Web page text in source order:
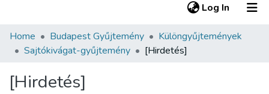
Log In (current)
Communities & Collections
Statistics
Home Budapest Gyűjtemény
Különgyűjtemények
Sajtókivágat-gyűjtemény
[Hirdetés]
[Hirdetés]